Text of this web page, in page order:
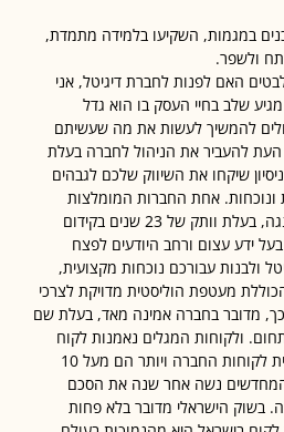
השקיעו בלמידה מתמדת,
לפנות לחברת דיגיטל, אני
העסק בו הוא גדל
לעשות את מה שעשיתם
את הניהול לחברה בעלת
את השיווק שלכם לגבהים
אחת החברות המומלצות
ביותר הנה חברת קורנגה, בעלת וותק של 23 שנים בקידום
ורחב היודעים לפצח
עבורכם נוכחות מקצועית,
הוליסטית מדויקת לצרכי
בחברה אמינה מאד, בעלת שם
המגלים נאמנות לקוח
שאין כדוגמתה. כמחצית לקוחות החברה ויותר הם מעל 10
נשה אחר שנה את הסכם
מדובר בלא פחות